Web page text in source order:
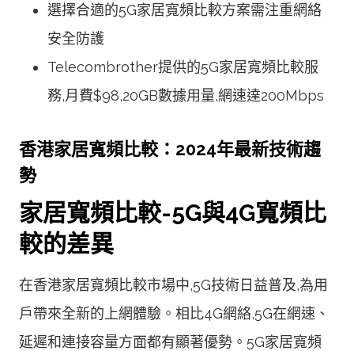
選擇合適的5G家居寬頻比較方案需注重網絡
安全防護
Telecombrother提供的5G家居寬頻比較服
務,月費$98,20GB數據用量,網速達200Mbps
香港家居寬頻比較：2024年最新技術趨
勢
家居寬頻比較-5G與4G寬頻比
較的差異
在香港家居寬頻比較市場中,5G技術日益普及,為用
戶帶來全新的上網體驗。相比4G網絡,5G在網速、
延遲和連接容量方面都有顯著優勢。5G家居寬頻